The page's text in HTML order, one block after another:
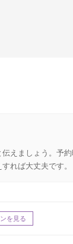
えましょう。予
れば大丈夫です。
を見る